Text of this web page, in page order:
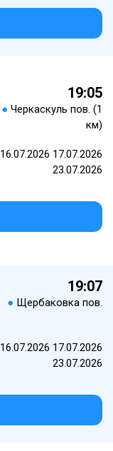
19:05
● Черкаскуль пов. (1
км)
16.07.2026 17.07.2026
23.07.2026
19:07
● Щербаковка пов.
16.07.2026 17.07.2026
23.07.2026